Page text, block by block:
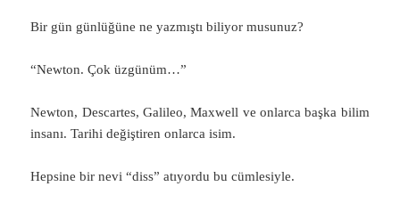
Bir gün günlüğüne ne yazmıştı biliyor musunuz?
“Newton. Çok üzgünüm…”
Newton, Descartes, Galileo, Maxwell ve onlarca başka bilim
insanı. Tarihi değiştiren onlarca isim.
Hepsine bir nevi “diss” atıyordu bu cümlesiyle.